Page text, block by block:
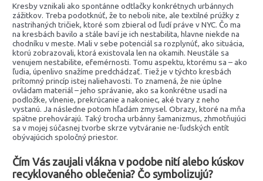
Kresby vznikali ako spontánne odtlačky konkrétnych urbánnych
zážitkov. Treba podotknúť, že to neboli nite, ale textilné prúžky z
nastrihaných tričiek, ktoré som zbieral od ľudí práve v NYC. Čo ma
na kresbách bavilo a stále baví je ich nestabilita, hlavne niekde na
chodníku v meste. Mali v sebe potenciál sa rozplynúť, ako situácia,
ktorú zobrazovali, ktorá existovala len na okamih. Neustále sa
venujem nestabilite, efemérnosti. Tomu aspektu, ktorému sa – ako
ľudia, úpenlivo snažíme predchádzať. Tiež je v týchto kresbách
prítomný princíp istej naliehavosti. To znamená, že nie úplne
ovládam materiál – jeho správanie, ako sa konkrétne usadí na
podložke, vlnenie, prekrúcanie a nakoniec, aké tvary z neho
vystanú. Ja následne potom hľadám zmysel. Obrazy, ktoré na mňa
spätne prehovárajú. Taký trocha urbánny šamanizmus, zhmotňujúci
sa v mojej súčasnej tvorbe skrze vytváranie ne-ľudských entít
obývajúcich spoločný priestor.
Čím Vás zaujali vlákna v podobe nití alebo kúskov
recyklovaného oblečenia? Čo symbolizujú?